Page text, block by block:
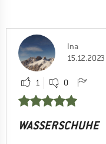
Ina
15.12.2023
1 0
WASSERSCHUHE